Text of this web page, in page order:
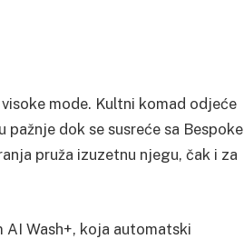
mode. Kultni komad odjeće
dok se susreće sa Bespoke
pruža izuzetnu njegu, čak i za
AI Wash+, koja automatski